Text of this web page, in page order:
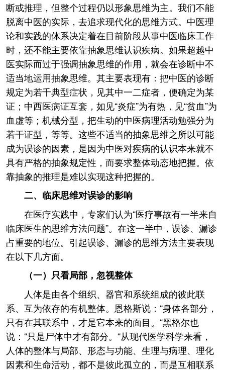
断或推理，但整个过程仍以形象思维为主。我们不能
脱离中医的实际，去追求现代化的思维方式。中医理
论和实践的体系决定着在目前阶段从事中医临床工作
时，还不能主要依靠抽象思维认识疾病。如果超越中
医实际而过于强调抽象思维的作用，就会在诊断中不
适当地运用抽象思维。其主要表现有：把中医的诊断
规定为若千典型症状，见其中一二症者，便确定为某
证；中西医病证互套，如见“炎症”为有热，见“贫血”为
血虚等；机械分型，把生动的中医病理活动勉强分为
若干证型，等等。这些不适当的抽象思维之所以可能
成为误诊的因素，是因为中医对疾病的认识本来就不
具有严格的抽象规定性，而要求整体动态地把握。依
靠抽象的推理是难以实现这种把握的。
二、临床思维对误诊的影响
在医疗实践中，专家们认为“医疗事故有一半来自
临床医生的思维方法问题”。在这一半中，误诊、漏诊
占重要的地位。引起误诊、漏诊的思维方法主要表现
在以下几方面。
（一）只看局部，忽视整体
人体是由各个组织、器官和系统组成的彼此联
系、互为依存的有机整体。恩格斯说：“身体各部分，
只有在其联系中，才是它本来的面目。“黑格尔也
说：“只是尸体中才有部分。“从现代医学科学来看，
人体的整体与局部、形态与功能、生理与病理、理化
因素和生命活动，都不是彼此孤立的，而是互相联系